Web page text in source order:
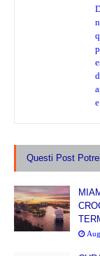
Questi Post